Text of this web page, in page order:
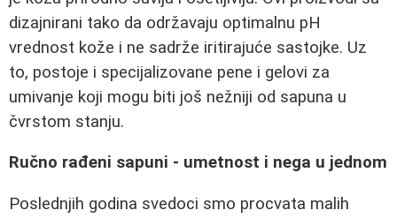
dizajnirani tako da održavaju optimalnu pH
vrednost kože i ne sadrže iritirajuće sastojke. Uz
to, postoje i specijalizovane pene i gelovi za
umivanje koji mogu biti još nežniji od sapuna u
čvrstom stanju.
Ručno rađeni sapuni - umetnost i nega u jednom
Poslednjih godina svedoci smo procvata malih